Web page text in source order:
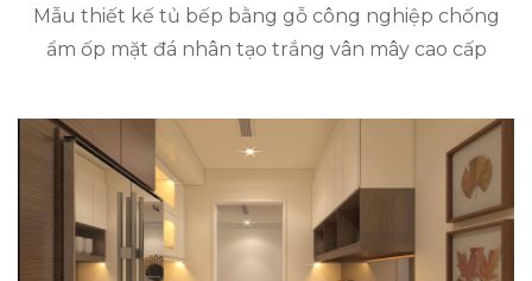
Mẫu thiết kế tủ bếp bằng gỗ công nghiệp chống
ẩm ốp mặt đá nhân tạo trắng vân mây cao cấp